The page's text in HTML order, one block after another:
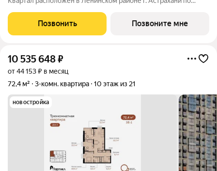
«Кислорода» сдается в III квартале 2026 года. Масштаб
проекта можно оценить уже сейчас в отделе продаж,
Позвонить Позвоните мне
10 535 648₽
от 44 153 ₽ в месяц
72,4 м²
3-комн. квартира 10 этаж из 21
новостройка